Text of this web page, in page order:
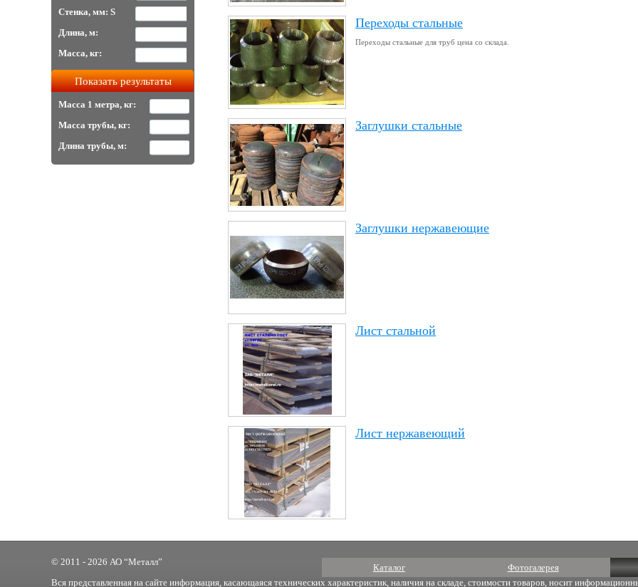
Переходы стальные
Переходы стальные для труб цена со склада.
Заглушки стальные
Заглушки нержавеющие
Лист стальной
Лист нержавеющий
Стенка, мм: S
Длина, м:
Масса, кг:
Масса 1 метра, кг:
Масса трубы, кг:
Длина трубы, м:
Каталог Фотогалерея
© 2011 - 2026 АО “Металл”
Вся представленная на сайте информация, касающаяся технических характеристик, наличия на складе, стоимости товаров, носит